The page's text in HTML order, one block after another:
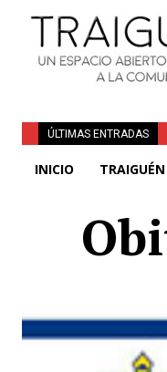
ÚLTIMAS ENTRADAS
INICIO TRAIGUÉN